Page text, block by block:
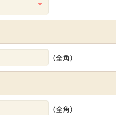
（全角）
（全角）